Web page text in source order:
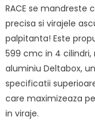
RACE se
precisa si virajele
palpitanta! Este
599 cmc in 4 cilindri,
aluminiu Deltabox,
specificatii
care maximizeaza
in viraje.